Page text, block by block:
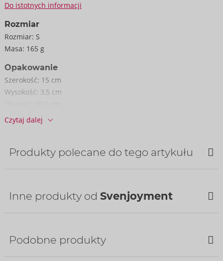
Do istotnych informacji
Rozmiar
Rozmiar: S
Masa: 165 g
Opakowanie
Szerokość: 15 cm
Wysokość: 3,5 cm
Informacje
Nr art.:
21004101701
Kod kreskowy:
4024144686803 (EAN-13)
Numer taryfy celnej: 61130090
Czytaj dalej
Produkty polecane do tego artykułu
Inne produkty od Svenjoyment
Podobne produkty